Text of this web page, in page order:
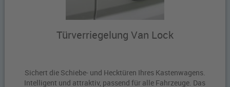
Türverriegelung Van Lock
Sichert die Schiebe- und Hecktüren Ihres Kastenwagens.
Intelligent und attraktiv, passend für alle Fahrzeuge. Das